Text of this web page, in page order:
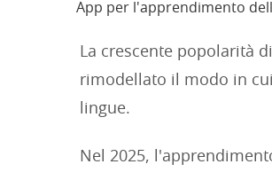
App per l'apprendimento
La crescente popolarità di
rimodellato il modo in
lingue.
Nel 2025,